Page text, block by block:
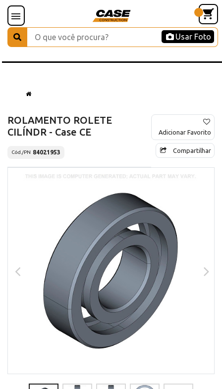
Usar Foto
ROLAMENTO ROLETE
CILÍNDR - Case CE
Cód./PN 84021953
Adicionar Favorito
Compartilhar